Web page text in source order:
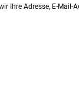
Ihre Adresse, E-Mail-